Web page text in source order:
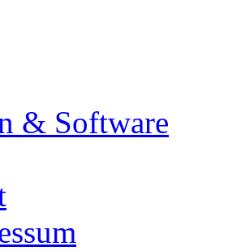
& Software